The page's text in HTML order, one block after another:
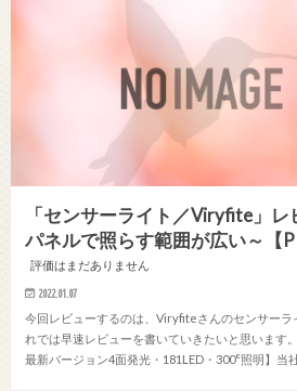
「センサーライト／Viryfite」レ
パネルで照らす範囲が広い～【
評価はまだありません
2022.01.07
今回レビューするのは、Viryfiteさんのセンサーラ
れでは早速レビューを書いていきたいと思います
最新バージョン4面発光・181LED・300°照明】当